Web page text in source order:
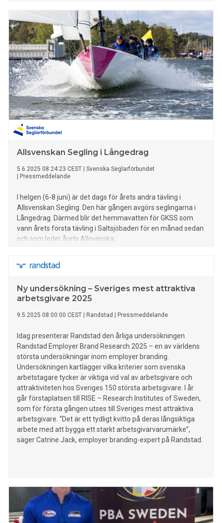
Allsvenskan Segling i Långedrag
5.6.2025 08:24:23 CEST
Svenska Seglarförbundet
Pressmeddelande
I helgen (6-8 juni) är det dags för årets andra tävling i
Allsvenskan Segling. Den här gången avgörs seglingarna i
Långedrag. Därmed blir det hemmavatten för GKSS som
vann årets första tävling i Saltsjöbaden för en månad sedan
och som leder årets Allsvenska.
Ny undersökning – Sveriges mest attraktiva
arbetsgivare 2025
9.5.2025 08:00:00 CEST Randstad Pressmeddelande
Idag presenterar Randstad den årliga undersökningen
Randstad Employer Brand Research 2025 – en av världens
största undersökningar inom employer branding.
Undersökningen kartlägger vilka kriterier som svenska
arbetstagare tycker är viktiga vid val av arbetsgivare och
attraktiviteten hos Sveriges 150 största arbetsgivare. I år
går förstaplatsen till RISE – Research Institutes of Sweden,
som för första gången utses till Sveriges mest attraktiva
arbetsgivare. “Det är ett tydligt kvitto på deras långsiktiga
arbete med att bygga ett starkt arbetsgivarvarumärke”,
säger Catrine Jack, employer branding-expert på Randstad.